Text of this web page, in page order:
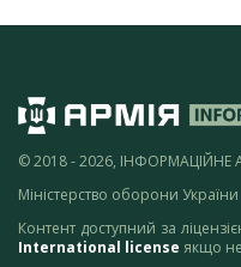
© 2018 - 2026, ІНФОРМАЦІЙНЕ
Міністерство оборони України
Контент доступний за
International license якщо